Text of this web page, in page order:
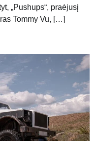
„Pushups“, praėjusį
Tommy Vu, […]